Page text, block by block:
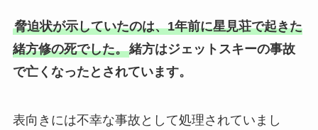
脅迫状が示していたのは、1年前に星見荘で起きた
緒方修の死でした。緒方はジェットスキーの事故
で亡くなったとされています。
表向きには不幸な事故として処理されていまし